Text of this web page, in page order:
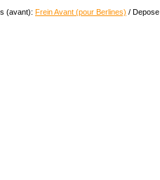
(avant): Frein Avant (pour Berlines) / Depose